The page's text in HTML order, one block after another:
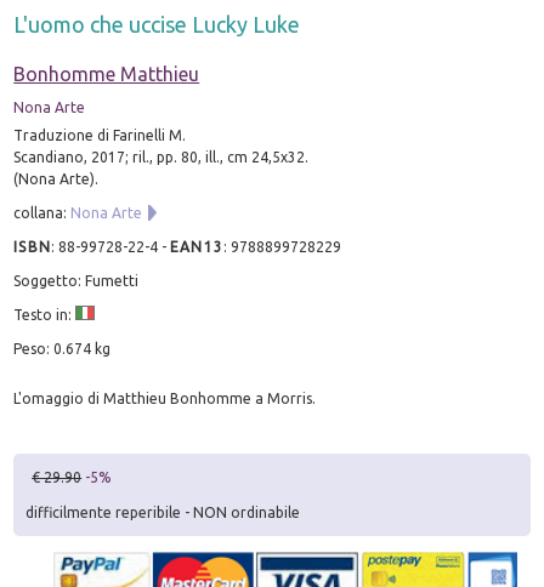
L'uomo che uccise Lucky Luke
Bonhomme Matthieu
Nona Arte
Traduzione di Farinelli M.
Scandiano, 2017; ril., pp. 80, ill., cm 24,5x32.
(Nona Arte).
collana: Nona Arte
ISBN:88-99728-22-4 - EAN13 :9788899728229
Soggetto: Fumetti
Testo in:
Peso: 0.674 kg
L'omaggio di Matthieu Bonhomme a Morris.
€ 29.90 -5%
difficilmente reperibile - NON ordinabile